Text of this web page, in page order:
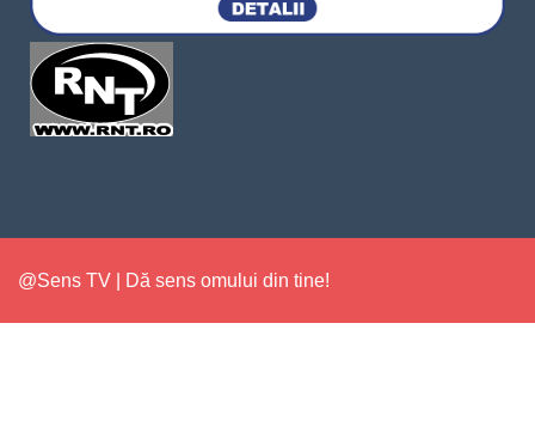
@Sens TV | Dă sens omului din tine!